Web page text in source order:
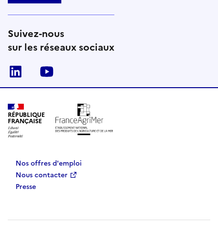
Suivez-nous
sur les réseaux sociaux
Linkedin
RÉPUBLIQUE
FRANÇAISE
Nos offres d'emploi
Nous contacter
Presse